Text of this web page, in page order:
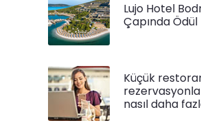
Lujo Hotel
Çapında Ödül
Küçük
nasıl daha